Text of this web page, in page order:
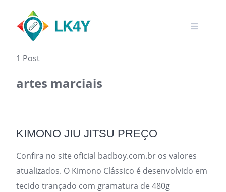
content
1 Post
artes marciais
KIMONO JIU JITSU PREÇO
Confira no site oficial badboy.com.br os valores
atualizados. O Kimono Clássico é desenvolvido em
tecido trançado com gramatura de 480g